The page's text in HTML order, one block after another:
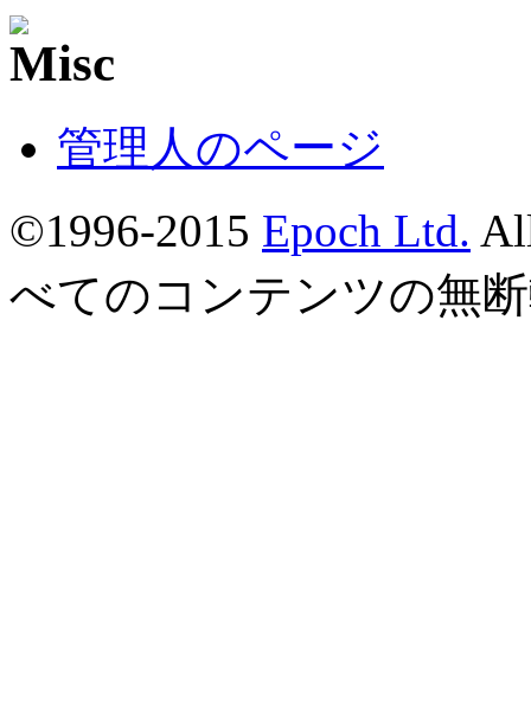
管理人のページ
©1996-2015 Epoch Ltd.
べてのコンテンツの無